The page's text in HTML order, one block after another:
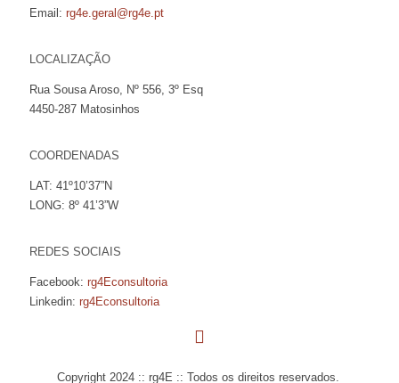
Email: rg4e.geral@rg4e.pt
LOCALIZAÇÃO
Rua Sousa Aroso, Nº 556, 3º Esq
4450-287 Matosinhos
COORDENADAS
LAT: 41º10’37”N
LONG: 8º 41’3”W
REDES SOCIAIS
Facebook: rg4Econsultoria
Linkedin: rg4Econsultoria
Copyright 2024 :: rg4E :: Todos os direitos reservados.